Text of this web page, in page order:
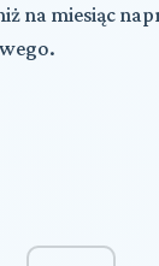
na miesiąc